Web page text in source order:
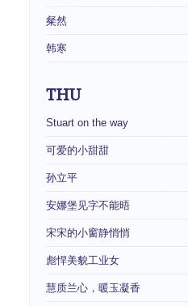
粲然
韩寒
THU
Stuart on the way
可爱的小甜甜
孙立平
安娜堡见字不能晤
宋宋的小窗静悄悄
彪悍美貌工业女
慧质兰心，暖玉凝香